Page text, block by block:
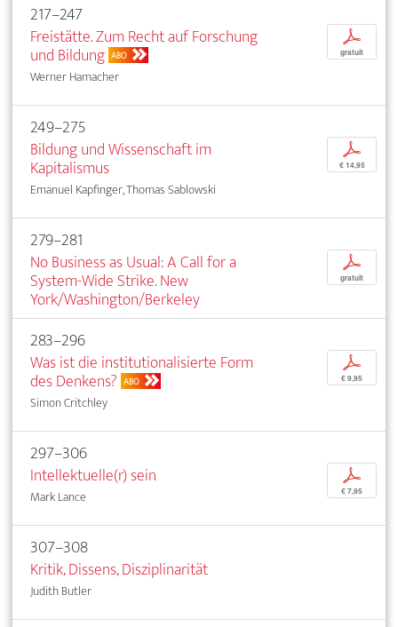
217–247
Freistätte. Zum Recht auf Forschung
und Bildung ABO
Werner Hamacher
p
gratuit
249–275
Bildung und Wissenschaft im
Kapitalismus
Emanuel Kapfinger, Thomas Sablowski
p
€ 14,95
279–281
No Business as Usual: A Call for a
System-Wide Strike. New
York/Washington/Berkeley
p
gratuit
283–296
Was ist die institutionalisierte Form
des Denkens? ABO
Simon Critchley
p
€ 9,95
297–306
Intellektuelle(r) sein
Mark Lance
p
€ 7,95
307–308
Kritik, Dissens, Disziplinarität
Judith Butler